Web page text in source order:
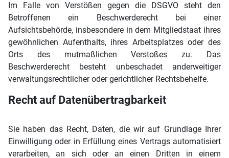
Im Falle von Verstößen gegen die DSGVO steht den
Betroffenen ein Beschwerderecht bei einer
Aufsichtsbehörde, insbesondere in dem Mitgliedstaat ihres
gewöhnlichen Aufenthalts, ihres Arbeitsplatzes oder des
Orts des mutmaßlichen Verstoßes zu. Das
Beschwerderecht besteht unbeschadet anderweitiger
verwaltungsrechtlicher oder gerichtlicher Rechtsbehelfe.
Recht auf Datenübertragbarkeit
Sie haben das Recht, Daten, die wir auf Grundlage Ihrer
Einwilligung oder in Erfüllung eines Vertrags automatisiert
verarbeiten, an sich oder an einen Dritten in einem